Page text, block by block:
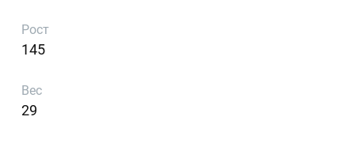
Рост
145
Вес
29